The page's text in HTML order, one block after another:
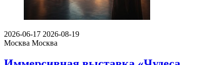
2026-06-17 2026-08-19
Москва Москва